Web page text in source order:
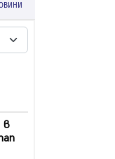
в